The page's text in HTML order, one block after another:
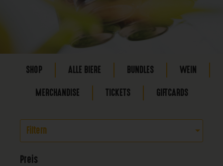
SHOP ALLE BIERE BUNDLES WEIN
MERCHANDISE TICKETS GIFTCARDS
Filtern
Preis